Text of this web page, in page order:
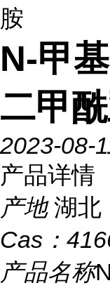
胺
N-甲
二甲
2023-08-
产品详情
产地 湖北
Cas：
产品名称